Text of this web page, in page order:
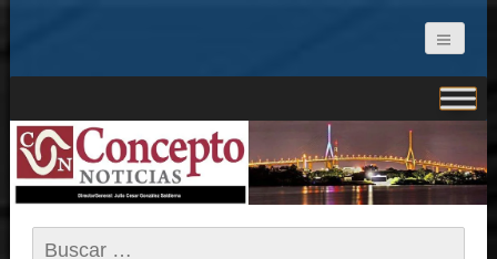
CONCEPTO NOTICIAS
Buscar: